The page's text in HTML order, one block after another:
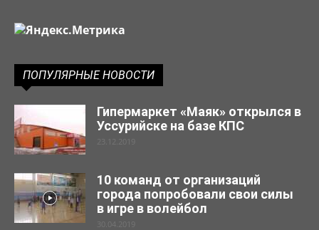
ПОПУЛЯРНЫЕ НОВОСТИ
Гипермаркет «Маяк» открылся в
Уссурийске на базе КПС
23.12.2019
10 команд от организаций
города попробовали свои силы
в игре в волейбол
30.04.2019